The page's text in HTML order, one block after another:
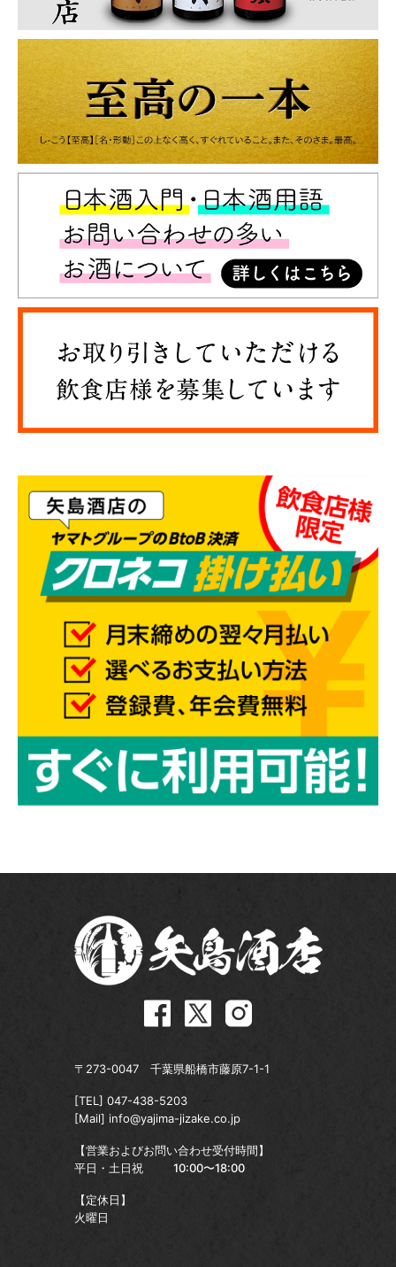
〒273-0047 千葉県船橋市藤原7-1-1
[TEL] 047-438-5203
[Mail] info@yajima-jizake.co.jp
【営業およびお問い合わせ受付時間】
平日・土日祝
10:00〜18:00
【定休日】
火曜日